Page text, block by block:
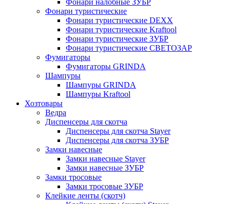
Фонари налобные ЗУБР
Фонари туристические
Фонари туристические DEXX
Фонари туристические Kraftool
Фонари туристические ЗУБР
Фонари туристические СВЕТОЗАР
Фумигаторы
Фумигаторы GRINDA
Шампуры
Шампуры GRINDA
Шампуры Kraftool
Хозтовары
Ведра
Диспенсеры для скотча
Диспенсеры для скотча Stayer
Диспенсеры для скотча ЗУБР
Замки навесные
Замки навесные Stayer
Замки навесные ЗУБР
Замки тросовые
Замки тросовые ЗУБР
Клейкие ленты (скотч)